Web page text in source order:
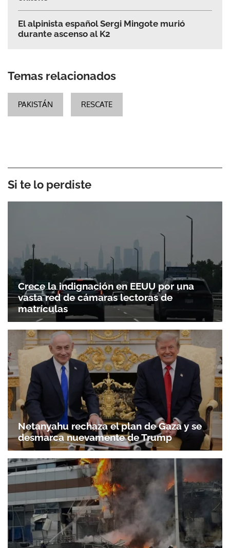
El alpinista español Sergi Mingote murió
durante ascenso al K2
Temas relacionados
PAKISTÁN RESCATE
Si te lo perdiste
Crece la indignación en EEUU por una
vasta red de cámaras lectoras de
matrículas
Netanyahu rechaza el plan de Gaza y se
desmarca nuevamente de Trump